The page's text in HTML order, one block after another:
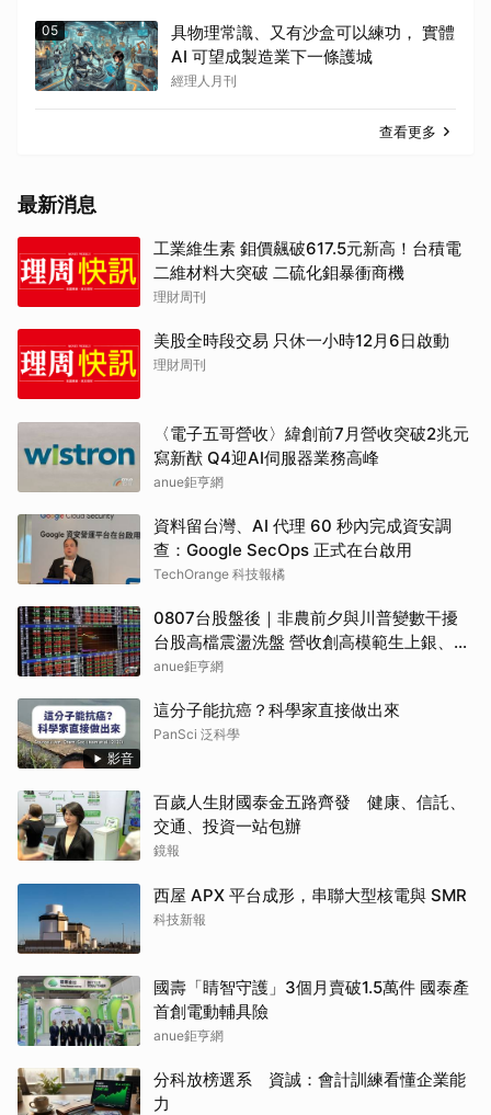
05
具物理常識、又有沙盒可以練功， 實體
AI 可望成製造業下一條護城
經理人月刊
查看更多
最新消息
工業維生素 鉬價飆破617.5元新高！台積電
二維材料大突破 二硫化鉬暴衝商機
理財周刊
美股全時段交易 只休一小時12月6日啟動
理財周刊
〈電子五哥營收〉緯創前7月營收突破2兆元
寫新猷 Q4迎AI伺服器業務高峰
anue鉅亨網
資料留台灣、AI 代理 60 秒內完成資安調
查：Google SecOps 正式在台啟用
TechOrange 科技報橘
0807台股盤後｜非農前夕與川普變數干擾
台股高檔震盪洗盤 營收創高模範生上銀、鼎
元、聯茂走強
anue鉅亨網
影音
這分子能抗癌？科學家直接做出來
PanSci 泛科學
百歲人生財國泰金五路齊發 健康、信託、
交通、投資一站包辦
鏡報
西屋 APX 平台成形，串聯大型核電與 SMR
科技新報
國壽「睛智守護」3個月賣破1.5萬件 國泰產
首創電動輔具險
anue鉅亨網
分科放榜選系 資誠：會計訓練看懂企業能
力